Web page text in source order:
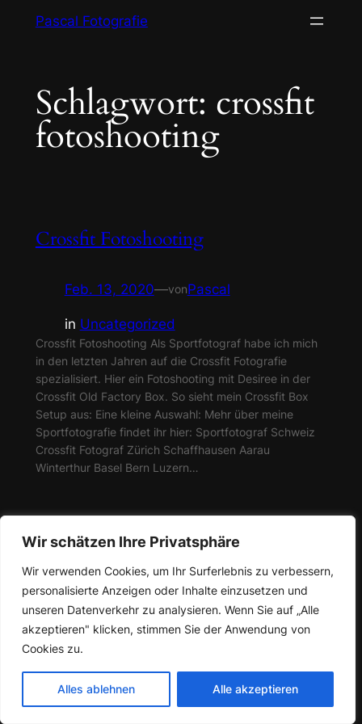
Wir schätzen Ihre Privatsphäre
Wir verwenden Cookies, um Ihr Surferlebnis zu verbessern,
personalisierte Anzeigen oder Inhalte einzusetzen und
unseren Datenverkehr zu analysieren. Wenn Sie auf „Alle
akzeptieren" klicken, stimmen Sie der Anwendung von
Cookies zu.
Alles ablehnen Alle akzeptieren
Pascal Fotografie
Schlagwort: crossfit
fotoshooting
Crossfit Fotoshooting
Feb. 13, 2020—vonPascal
in Uncategorized
Crossfit Fotoshooting Als Sportfotograf habe ich mich
in den letzten Jahren auf die Crossfit Fotografie
spezialisiert. Hier ein Fotoshooting mit Desiree in der
Crossfit Old Factory Box. So sieht mein Crossfit Box
Setup aus: Eine kleine Auswahl: Mehr über meine
Sportfotografie findet ihr hier: Sportfotograf Schweiz
Crossfit Fotograf Zürich Schaffhausen Aarau
Winterthur Basel Bern Luzern…
Pascal Fotografie Copyright © 2025-2026